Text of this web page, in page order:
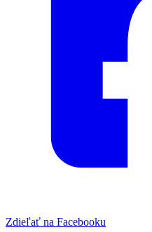
Zdieľať na Facebooku